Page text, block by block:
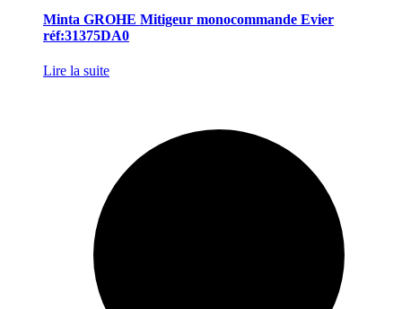
Minta GROHE Mitigeur monocommande Evier
réf:31375DA0
Lire la suite